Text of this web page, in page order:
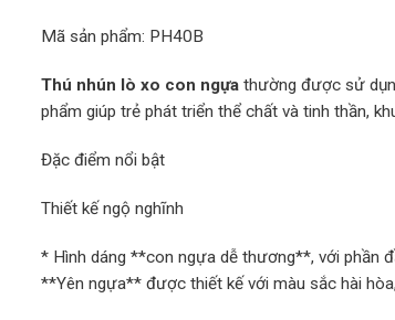
Mã sản phẩm: PH40B
Thú nhún lò xo con ngựa thường được sử
phẩm giúp trẻ phát triển thể chất và tinh thần,
Đặc điểm nổi bật
Thiết kế ngộ nghĩnh
* Hình dáng **con ngựa dễ thương**, với phần
**Yên ngựa** được thiết kế với màu sắc hài